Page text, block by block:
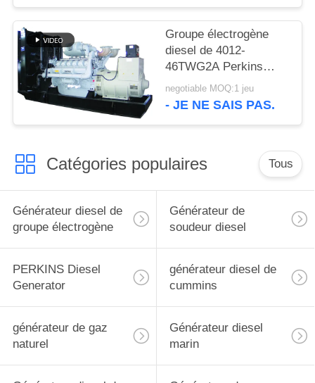
Groupe électrogène
diesel de 4012-
46TWG2A Perkins
1000kw avec
l'alternateur de
negotiable MOQ:1 jeu
- JE NE SAIS PAS.
Catégories populaires Tous
Générateur diesel de
groupe électrogène
Générateur de
soudeur diesel
PERKINS Diesel
Generator
générateur diesel de
cummins
générateur de gaz
naturel
Générateur diesel
marin